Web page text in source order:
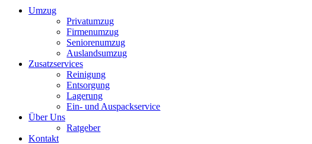
Umzug
Privatumzug
Firmenumzug
Seniorenumzug
Auslandsumzug
Zusatzservices
Reinigung
Entsorgung
Lagerung
Ein- und Auspackservice
Über Uns
Ratgeber
Kontakt